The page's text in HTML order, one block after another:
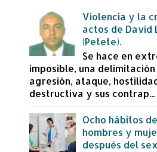
Violencia y la
actos de David
(Petete).
Se hace en
imposible, una
agresión, ataque,
destructiva y sus contrap...
Ocho hábitos
hombres y
después del